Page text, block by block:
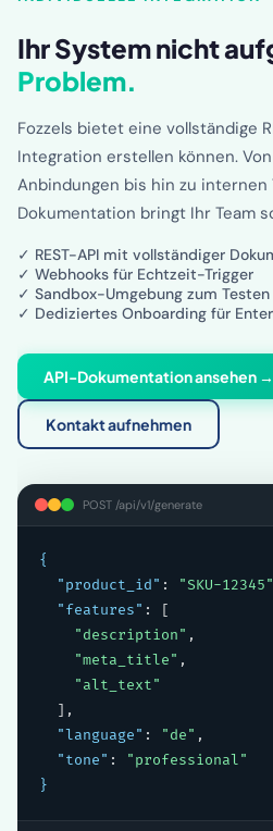
Ihr System nicht
Problem.
Fozzels bietet eine vollständige
Integration erstellen können.
Anbindungen bis hin zu internen
Dokumentation bringt Ihr Team
✓ REST-API mit vollständiger
✓ Webhooks für Echtzeit-Trigger
✓ Sandbox-Umgebung zum Testen
✓ Dediziertes Onboarding für
API-Dokumentation ansehen →
Kontakt aufnehmen
POST /api/v1/generate
{
"product_id" : "SKU-12345"
"features" : [
"description" ,
"meta_title" ,
"alt_text"
  ],
"language" : "de" ,
"tone" :
"professional"
}